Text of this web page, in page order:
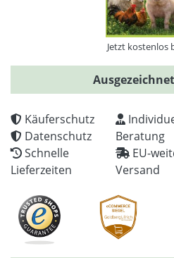
Jetzt kostenlos
Käuferschutz
Datenschutz
Schnelle
Lieferzeiten
Beratung
EU-
Versand